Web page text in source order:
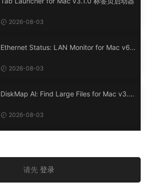
2026-08-03
Ethernet Status: LAN Monitor for Mac v6.
2026-08-03
DiskMap Al: Find Large Files for Mac v3.1
2026-08-03
请先 登录